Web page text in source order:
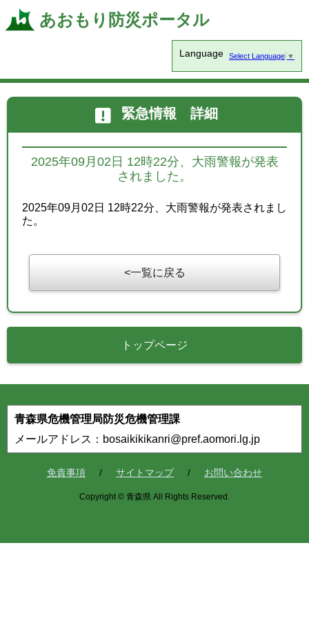
あおもり防災ポータル
Language Select Language ▼
緊急情報 詳細
2025年09月02日 12時22分、大雨警報が発表
されました。
2025年09月02日 12時22分、大雨警報が発表されまし
た。
一覧に戻る
トップページ
青森県危機管理局防災危機管理課
メールアドレス：bosaikikikanri@pref.aomori.lg.jp
免責事項 サイトマップ お問い合わせ
Copyright © 青森県 All Rights Reserved.